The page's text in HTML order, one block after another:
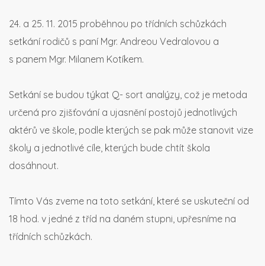
24. a 25. 11. 2015 proběhnou po třídních schůzkách
setkání rodičů s paní Mgr. Andreou Vedralovou a
s panem Mgr. Milanem Kotíkem.
Setkání se budou týkat Q- sort analýzy, což je metoda
určená pro zjišťování a ujasnění postojů jednotlivých
aktérů ve škole, podle kterých se pak může stanovit vize
školy a jednotlivé cíle, kterých bude chtít škola
dosáhnout.
Tímto Vás zveme na toto setkání, které se uskuteční od
18 hod. v jedné z tříd na daném stupni, upřesníme na
třídních schůzkách.